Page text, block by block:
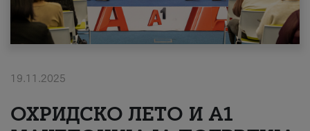
Поддршка
Надополни кредит
#ПодобарОнлајн
19.11.2025
ОХРИДСКО ЛЕТО И A1